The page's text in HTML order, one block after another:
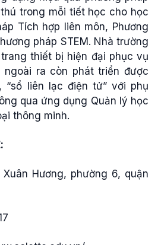
trong mỗi tiết học cho học
Tích hợp liên môn, Phương
pháp STEM. Nhà trường
thiết bị hiện đại phục vụ
ngoài ra còn phát triển được
“sổ liên lạc điện tử” với phụ
qua ứng dụng Quản lý học
thông minh.
Hương, phường 6, quận